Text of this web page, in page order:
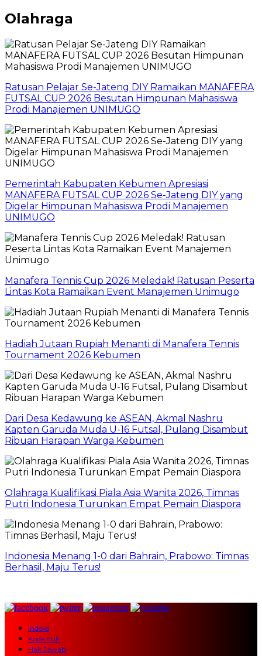
Olahraga
Ratusan Pelajar Se-Jateng DIY Ramaikan MANAFERA
FUTSAL CUP 2026 Besutan Himpunan Mahasiswa
Prodi Manajemen UNIMUGO
Pemerintah Kabupaten Kebumen Apresiasi
MANAFERA FUTSAL CUP 2026 Se-Jateng DIY yang
Digelar Himpunan Mahasiswa Prodi Manajemen
UNIMUGO
Manafera Tennis Cup 2026 Meledak! Ratusan Peserta
Lintas Kota Ramaikan Event Manajemen Unimugo
Hadiah Jutaan Rupiah Menanti di Manafera Tennis
Tournament 2026 Kebumen
Dari Desa Kedawung ke ASEAN, Akmal Nashru
Kapten Garuda Muda U-16 Futsal, Pulang Disambut
Ribuan Harapan Warga Kebumen
Olahraga Kualifikasi Piala Asia Wanita 2026, Timnas
Putri Indonesia Turunkan Empat Pemain Diaspora
Indonesia Menang 1-0 dari Bahrain, Prabowo: Timnas
Berhasil, Maju Terus!
Indeks
Kode Etik
Hak Jawab